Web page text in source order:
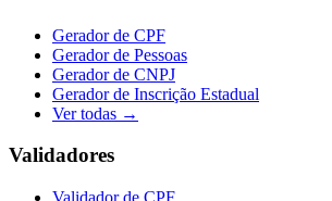
Gerador de CPF
Gerador de Pessoas
Gerador de CNPJ
Gerador de Inscrição Estadual
Ver todas →
Validadores